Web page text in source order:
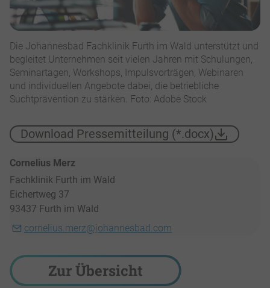
Die Johannesbad Fachklinik Furth im Wald unterstützt und
begleitet Unternehmen seit vielen Jahren mit Schulungen,
Seminartagen, Workshops, Impulsvorträgen, Webinaren
und individuellen Angebote dabei, die betriebliche
Suchtprävention zu stärken. Foto: Adobe Stock
Download Pressemitteilung (*.docx)
Cornelius Merz
Fachklinik Furth im Wald
Eichertweg 37
93437 Furth im Wald
cornelius.merz@johannesbad.com
Zur Übersicht